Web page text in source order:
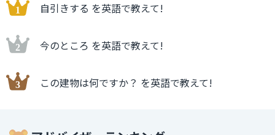
自引きする を英語で教えて!
今のところ を英語で教えて!
この建物は何ですか？ を英語で教えて!